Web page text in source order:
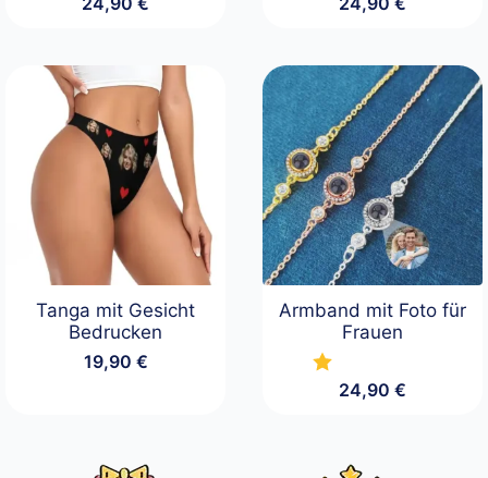
Tanga mit Gesicht
Bedrucken
19,90 €
Armband mit Foto für
Frauen
24,90 €